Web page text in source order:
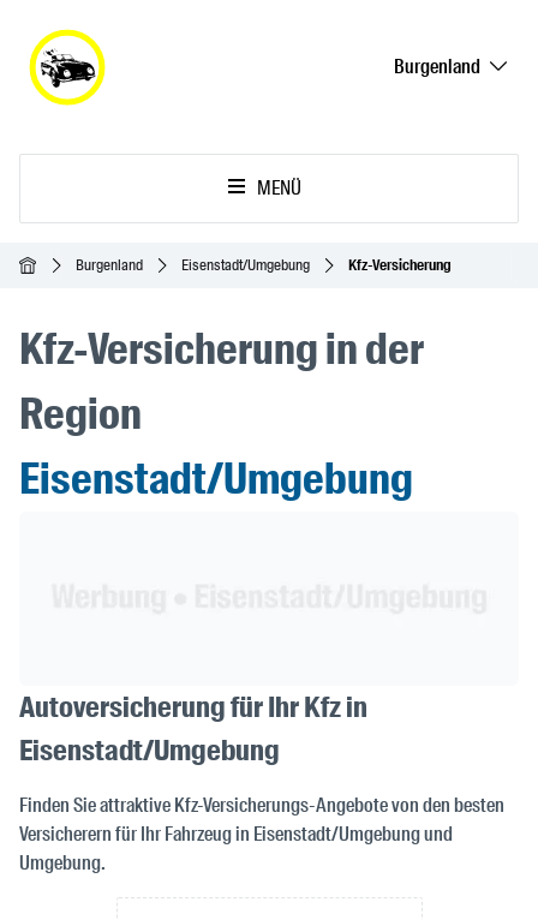
Burgenland
MENÜ
StartseiteBurgenland Eisenstadt/Umgebung Kfz-Versicherung
Kfz-Versicherung in der
Region
Eisenstadt/Umgebung
Autoversicherung für Ihr Kfz in
Eisenstadt/Umgebung
Finden Sie attraktive Kfz-Versicherungs-Angebote von den besten
Versicherern für Ihr Fahrzeug in Eisenstadt/Umgebung und
Umgebung.